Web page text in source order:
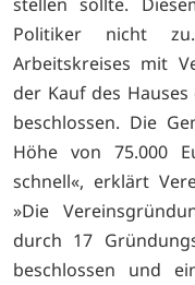
Politiker nicht
Arbeitskreises mit
der Kauf des
beschlossen. Die
Höhe von 75.000
schnell«, erklärt
»Die
durch 17
beschlossen und